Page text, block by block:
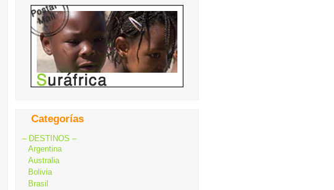
Categorías
– DESTINOS –
Argentina
Australia
Bolivia
Brasil